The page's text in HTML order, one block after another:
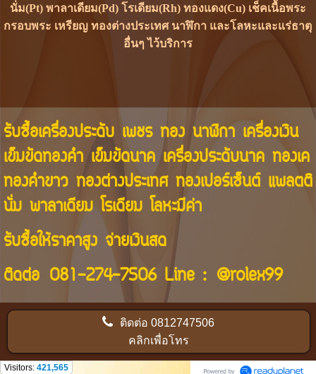
นั่ม(Pt) พาลาเดียม(Pd) โรเดียม(Rh) ทองแดง(Cu) เช็คเนื้อพระ
กรอบพระ เหรียญ ทองต่างประเทศ นาฬิกา และโลหะและแร่ธาตุ
อื่นๆ ไว้บริการ
รับซื้อเครื่องประดับ เพชร ทอง นาฬิกา เครื่องเงิน
เข็มขัดทองคำ เข็มขัดนาค เครื่องประดับนาค ทองเค
ทองคำขาว ทองต่างประเทศ ทองเปอร์เซ็นต์ แพลตติ
นั่ม พาลาเดียม โรเดียม โลหะมีค่า
รับซื้อให้ราคาสูง จ่ายเงินสด
ติดต่อ 081-274-7506Line : @rolex99
ติดต่อ0812747506
คลิกเพื่อโทร
Visitors: 421,565